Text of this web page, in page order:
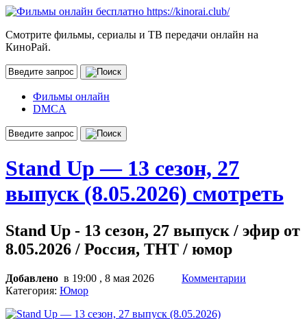
Смотрите фильмы, сериалы и ТВ передачи онлайн на
КиноРай.
Фильмы онлайн
DMCA
Stand Up — 13 сезон, 27
выпуск (8.05.2026) смотреть
Stand Up - 13 сезон, 27 выпуск / эфир от
8.05.2026 / Россия, ТНТ / юмор
Добавлено в 19:00 , 8 мая 2026
Комментарии
Категория: Юмор